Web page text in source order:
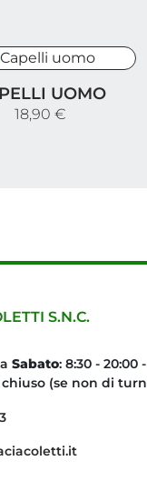
UOMO
18,90 €
S.N.C.
a Sabato: 8:30 - 20:00 -
chiuso (se non di